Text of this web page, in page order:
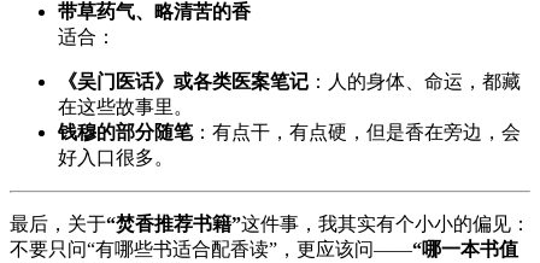
带草药气、略清苦的香
适合：
《吴门医话》或各类医案笔记 ：人的身体、命运，都藏
在这些故事里。
钱穆的部分随笔：有点干，有点硬，但是香在旁边，会
好入口很多。
最后，关于“焚香推荐书籍”这件事，我其实有个小小的偏见：
不要只问“有哪些书适合配香读”，更应该问——“哪一本书值